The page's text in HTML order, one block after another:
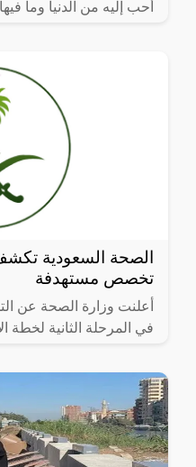
أحب إليه من الدنيا وما
تخصص مستهدفة
أعلنت وزارة الصحة عن
في المرحلة الثانية لخطة